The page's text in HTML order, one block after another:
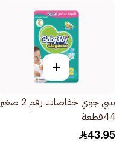
+
بيبي جوي حفاضات رقم 2 صغير
44قطعة
43.95